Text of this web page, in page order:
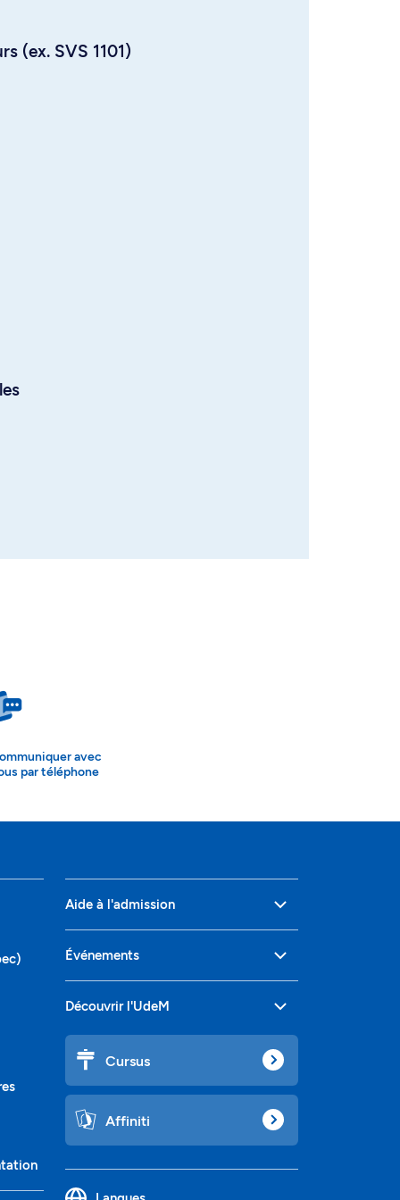
(ex. SVS 1101)
avec
par téléphone
Aide à l'admission
Événements
Découvrir l'UdeM
Cursus
Affiniti